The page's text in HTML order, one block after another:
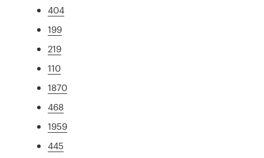
404
199
219
110
1870
468
1959
445